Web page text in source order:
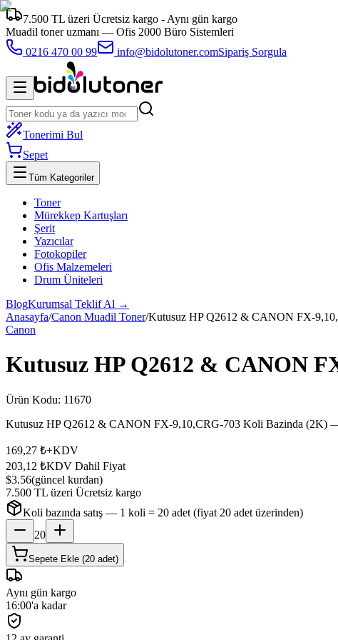
7.500 TL üzeri Ücretsiz kargo - Aynı gün kargo
Muadil toner uzmanı — Ofis 2000 Büro Sistemleri
0216 470 00 99
info@bidolutoner.comSipariş Sorgula
Tonerimi Bul
Sepet
Tüm Kategoriler
Toner
Mürekkep Kartuşları
Şerit
Yazıcılar
Fotokopiler
Ofis Malzemeleri
Drum Üniteleri
BlogKurumsal Teklif Al →
Anasayfa/Canon Muadil Toner/Kutusuz HP Q2612 & CANON FX-
Canon
Kutusuz HP Q2612 & CANON
Ürün Kodu: 11670
Kutusuz HP Q2612 & CANON FX-9,10,CRG-703 Koli Bazinda (2K) —
169,27 ₺+KDV
203,12 ₺KDV Dahil Fiyat
$3.56(güncel kurdan)
7.500 TL üzeri Ücretsiz kargo
Koli bazında satış — 1 koli = 20 adet (fiyat 20 adet üzerinden)
20
Sepete Ekle (20 adet)
Aynı gün kargo
16:00'a kadar